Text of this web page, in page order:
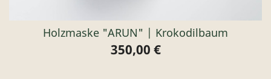
Holzmaske "ARUN" | Krokodilbaum
Preis
350,00 €